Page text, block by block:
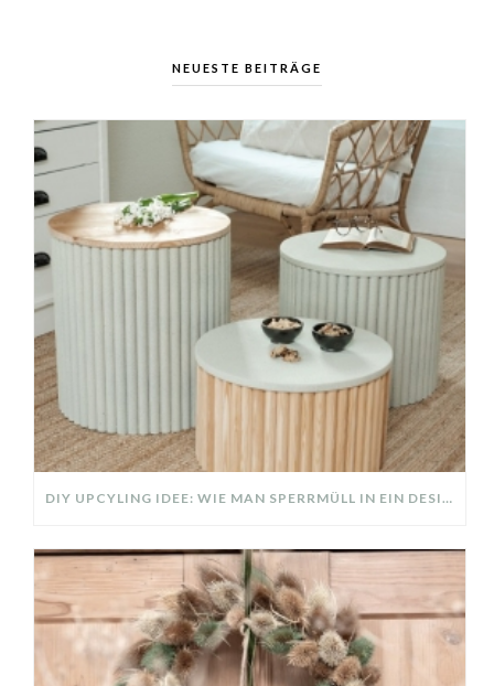
NEUESTE BEITRÄGE
DIY UPCYLING IDEE: WIE MAN SPERRMÜLL IN EIN DESIGNER TEIL VERWANDELT